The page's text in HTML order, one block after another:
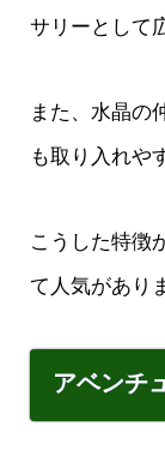
サリーとして
また、水晶の
も取り入れや
こうした特徴
て人気があり
アベンチ